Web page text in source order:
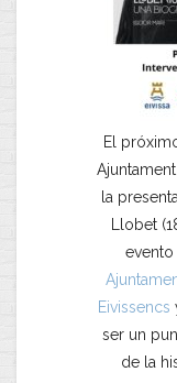
El
la
Llobet
Eivissencs
ser un
de la